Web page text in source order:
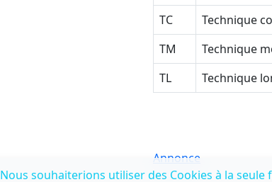
Nous souhaiterions utiliser des Cookies à la seule
TC
Technique
TM
Technique
TL
Technique
Annonce